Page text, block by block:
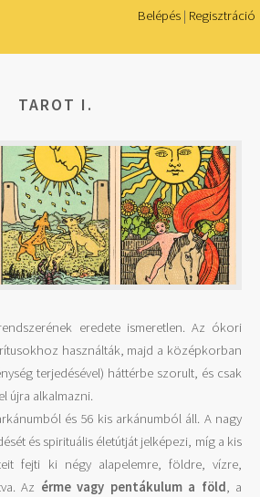
Belépés | Regisztráció
TAROT I.
eredete ismeretlen. Az ókori
használták, majd a középkorban
terjedésével) háttérbe szorult, és csak
újra alkalmazni.
és 56 kis arkánumból áll. A nagy
és spirituális életútját jelképezi, míg a kis
fejti ki négy alapelemre, földre, vízre,
Az érme vagy pentákulum a föld, a